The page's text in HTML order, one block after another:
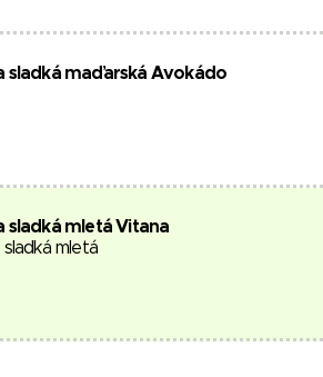
sladká maďarská Avokádo
sladká mletá Vitana
sladká mletá